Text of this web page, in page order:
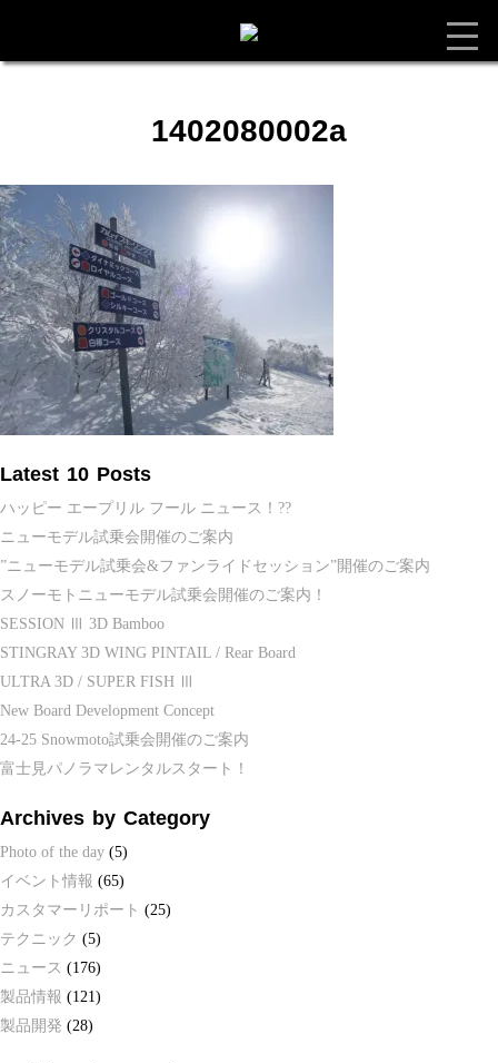
1402080002a
Latest 10 Posts
ハッピー エープリル フール ニュース！??
ニューモデル試乗会開催のご案内
”ニューモデル試乗会&ファンライドセッション”開催のご案内
スノーモトニューモデル試乗会開催のご案内！
SESSION Ⅲ 3D Bamboo
STINGRAY 3D WING PINTAIL / Rear Board
ULTRA 3D / SUPER FISH Ⅲ
New Board Development Concept
24-25 Snowmoto試乗会開催のご案内
富士見パノラマレンタルスタート！
Archives by Category
Photo of the day (5)
イベント情報 (65)
カスタマーリポート (25)
テクニック (5)
ニュース (176)
製品情報 (121)
製品開発 (28)